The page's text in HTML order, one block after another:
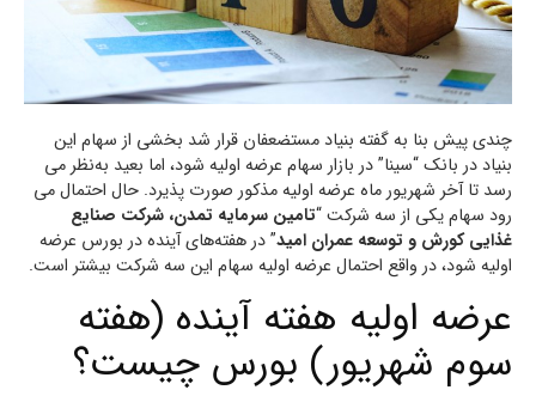
چندی پیش بنا به گفته بنیاد مستضعفان قرار شد بخشی از سهام این
بنیاد در بانک “سینا” در بازار سهام عرضه اولیه شود، اما بعید به‌نظر می
رسد تا آخر شهریور ماه عرضه اولیه مذکور صورت پذیرد. حال احتمال می
رود سهام یکی از سه شرکت “تامین سرمایه تمدن، شرکت صنایع
غذایی کورش و توسعه عمران امید” در هفته‌های آینده در بورس عرضه
اولیه شود، در واقع احتمال عرضه اولیه سهام این سه شرکت بیشتر است.
عرضه اولیه هفته آینده (هفته
سوم شهریور) بورس چیست؟